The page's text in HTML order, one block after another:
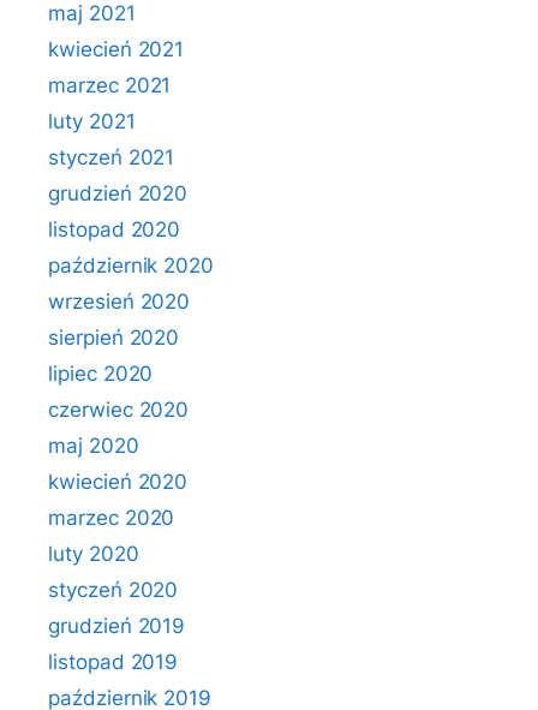
maj 2021
kwiecień 2021
marzec 2021
luty 2021
styczeń 2021
grudzień 2020
listopad 2020
październik 2020
wrzesień 2020
sierpień 2020
lipiec 2020
czerwiec 2020
maj 2020
kwiecień 2020
marzec 2020
luty 2020
styczeń 2020
grudzień 2019
listopad 2019
październik 2019